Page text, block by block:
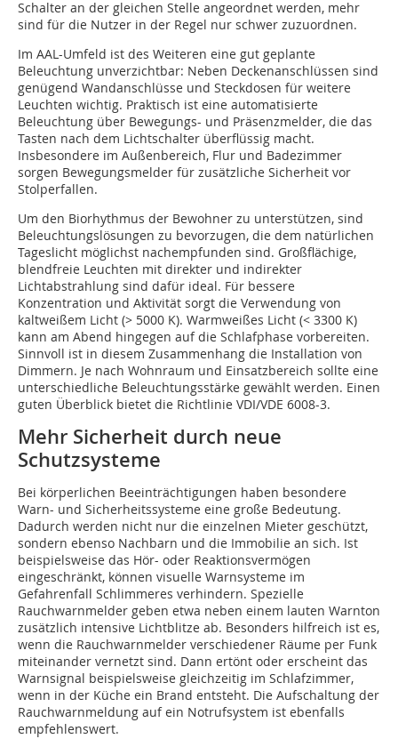
Schalter an der gleichen Stelle angeordnet werden, mehr
sind für die Nutzer in der Regel nur schwer zuzuordnen.
Im AAL-Umfeld ist des Weiteren eine gut geplante
Beleuchtung unverzichtbar: Neben Deckenanschlüssen sind
genügend Wandanschlüsse und Steckdosen für weitere
Leuchten wichtig. Praktisch ist eine automatisierte
Beleuchtung über Bewegungs- und Präsenzmelder, die das
Tasten nach dem Lichtschalter überflüssig macht.
Insbesondere im Außenbereich, Flur und Badezimmer
sorgen Bewegungsmelder für zusätzliche Sicherheit vor
Stolperfallen.
Um den Biorhythmus der Bewohner zu unterstützen, sind
Beleuchtungslösungen zu bevorzugen, die dem natürlichen
Tageslicht möglichst nachempfunden sind. Großflächige,
blendfreie Leuchten mit direkter und indirekter
Lichtabstrahlung sind dafür ideal. Für bessere
Konzentration und Aktivität sorgt die Verwendung von
kaltweißem Licht (> 5000 K). Warmweißes Licht (< 3300 K)
kann am Abend hingegen auf die Schlafphase vorbereiten.
Sinnvoll ist in diesem Zusammenhang die Installation von
Dimmern. Je nach Wohnraum und Einsatzbereich sollte eine
unterschiedliche Beleuchtungsstärke gewählt werden. Einen
guten Überblick bietet die Richtlinie VDI/VDE 6008-3.
Mehr Sicherheit durch neue
Schutzsysteme
Bei körperlichen Beeinträchtigungen haben besondere
Warn- und Sicherheitssysteme eine große Bedeutung.
Dadurch werden nicht nur die einzelnen Mieter geschützt,
sondern ebenso Nachbarn und die Immobilie an sich. Ist
beispielsweise das Hör- oder Reaktionsvermögen
eingeschränkt, können visuelle Warnsysteme im
Gefahrenfall Schlimmeres verhindern. Spezielle
Rauchwarnmelder geben etwa neben einem lauten Warnton
zusätzlich intensive Lichtblitze ab. Besonders hilfreich ist es,
wenn die Rauchwarnmelder verschiedener Räume per Funk
miteinander vernetzt sind. Dann ertönt oder erscheint das
Warnsignal beispielsweise gleichzeitig im Schlafzimmer,
wenn in der Küche ein Brand entsteht. Die Aufschaltung der
Rauchwarnmeldung auf ein Notrufsystem ist ebenfalls
empfehlenswert.